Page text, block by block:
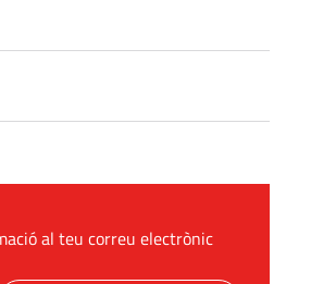
al teu correu electrònic